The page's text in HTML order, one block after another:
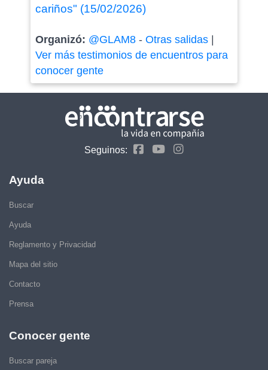
cariños" (15/02/2026)
Organizó: @GLAM8- Otras salidas|
Ver más testimonios de encuentros para
conocer gente
Seguinos:
Ayuda
Buscar
Ayuda
Reglamento y Privacidad
Mapa del sitio
Contacto
Prensa
Conocer gente
Buscar pareja